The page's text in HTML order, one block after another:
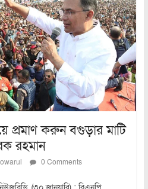
প্রমাণ করুন বগুড়ার মাটি
রহমান
0 Comments